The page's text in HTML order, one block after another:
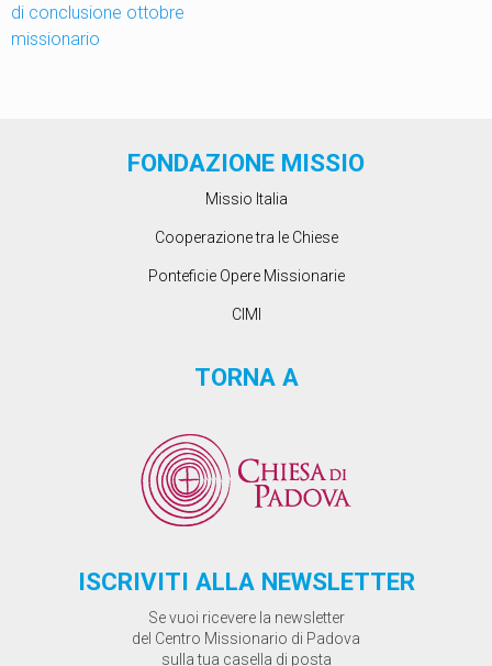
di conclusione ottobre
missionario
FONDAZIONE MISSIO
Missio Italia
Cooperazione tra le Chiese
Ponteficie Opere Missionarie
CIMI
TORNA A
ISCRIVITI ALLA NEWSLETTER
Se vuoi ricevere la newsletter
del Centro Missionario di Padova
sulla tua casella di posta